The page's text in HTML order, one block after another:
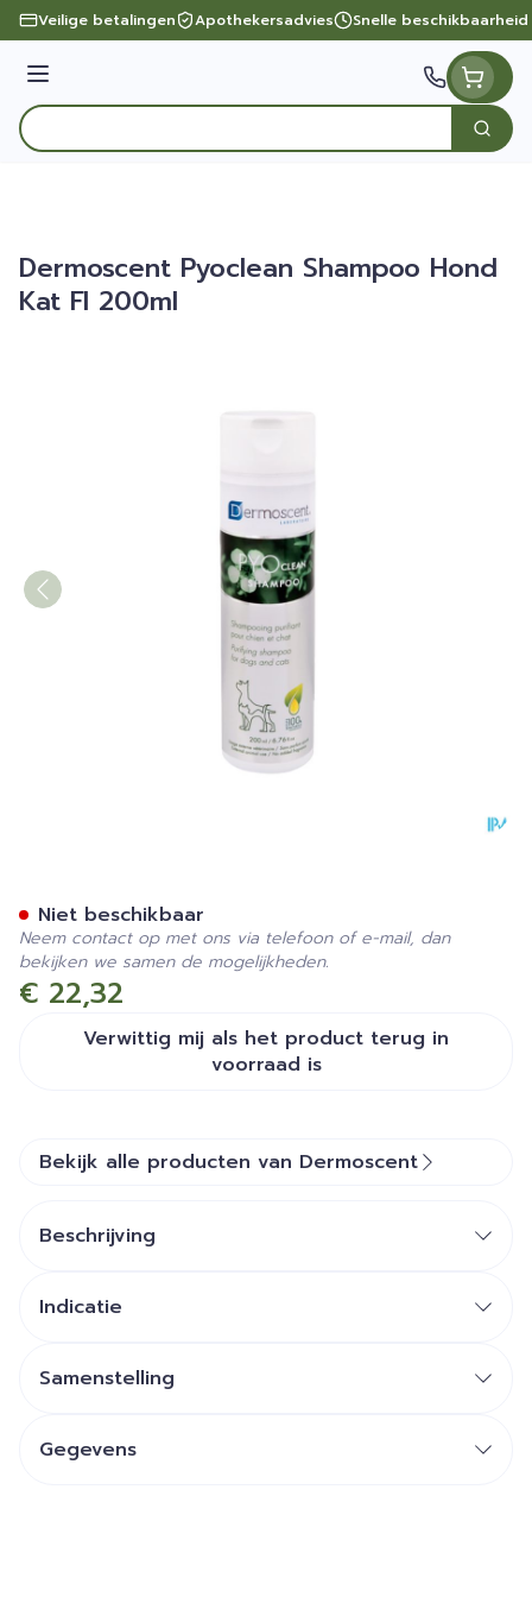
Ga naar de inhoud
Veilige betalingen Apothekersadvies Snelle beschikbaarheid
Menu
Product, merk, categorie...
Zoek
Dermoscent Pyoclean Shampoo Hond
Kat Fl 200ml
€ 22,32
Verwittig mij als het product terug in
voorraad is
Niet beschikbaar
Neem contact op met ons via telefoon of e-mail, dan
bekijken we samen de mogelijkheden.
Bekijk alle producten van Dermoscent
Beschrijving
Indicatie
Samenstelling
Gegevens